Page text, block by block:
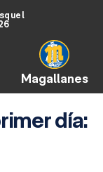
Magallanes
día: